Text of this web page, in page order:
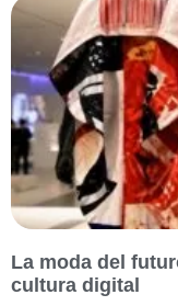
La moda del
cultura digital